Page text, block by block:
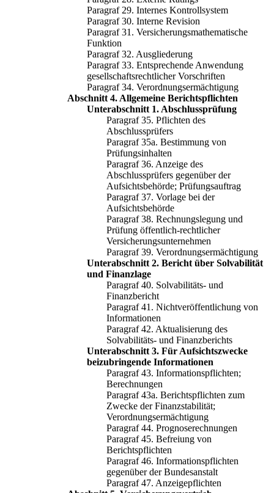
Paragraf 29. Internes Kontrollsystem
Paragraf 30. Interne Revision
Paragraf 31. Versicherungsmathematische
Funktion
Paragraf 32. Ausgliederung
Paragraf 33. Entsprechende Anwendung
gesellschaftsrechtlicher Vorschriften
Paragraf 34. Verordnungsermächtigung
Abschnitt 4. Allgemeine Berichtspflichten
Unterabschnitt 1. Abschlussprüfung
Paragraf 35. Pflichten des
Abschlussprüfers
Paragraf 35a. Bestimmung von
Prüfungsinhalten
Paragraf 36. Anzeige des
Abschlussprüfers gegenüber der
Aufsichtsbehörde; Prüfungsauftrag
Paragraf 37. Vorlage bei der
Aufsichtsbehörde
Paragraf 38. Rechnungslegung und
Prüfung öffentlich-rechtlicher
Versicherungsunternehmen
Paragraf 39. Verordnungsermächtigung
Unterabschnitt 2. Bericht über Solvabilität
und Finanzlage
Paragraf 40. Solvabilitäts- und
Finanzbericht
Paragraf 41. Nichtveröffentlichung von
Informationen
Paragraf 42. Aktualisierung des
Solvabilitäts- und Finanzberichts
Unterabschnitt 3. Für Aufsichtszwecke
beizubringende Informationen
Paragraf 43. Informationspflichten;
Berechnungen
Paragraf 43a. Berichtspflichten zum
Zwecke der Finanzstabilität;
Verordnungsermächtigung
Paragraf 44. Prognoserechnungen
Paragraf 45. Befreiung von
Berichtspflichten
Paragraf 46. Informationspflichten
gegenüber der Bundesanstalt
Paragraf 47. Anzeigepflichten